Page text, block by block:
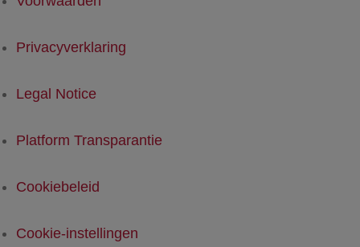
Privacyverklaring
Legal Notice
Platform Transparantie
Cookiebeleid
Cookie-instellingen